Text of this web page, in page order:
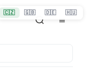
🇨🇿 🇬🇧 🇩🇪 🇭🇺